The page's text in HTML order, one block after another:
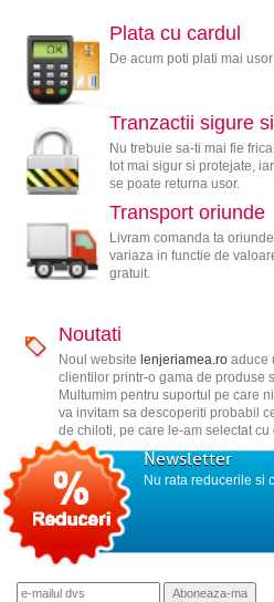
Plata cu cardul
De acum poti plati mai usor
Tranzactii sigure
Nu trebuie sa-ti mai fie
tot mai sigur si protejate,
se poate returna usor.
Transport oriunde
Livram comanda ta
variaza in functie de
gratuit.
Noutati
Noul website lenjeriamea.roaduce
clientilor printr-o gama de produse
Multumim pentru suportul pe care
va invitam sa descoperiti probabil
de chiloti, pe care le-am selectat
Newsletter
Nu rata reducerile si